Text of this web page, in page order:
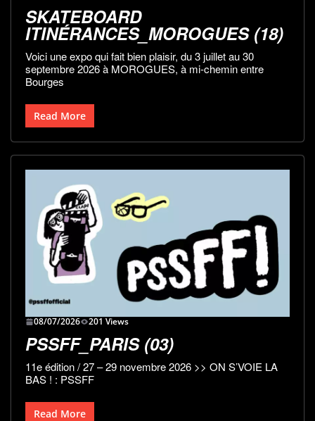
SKATEBOARD
ITINÉRANCES_MOROGUES (18)
Voici une expo qui fait bien plaisir, du 3 juillet au 30
septembre 2026 à MOROGUES, à mi-chemin entre
Bourges
Read More
08/07/2026 201 Views
PSSFF_PARIS (03)
11e édition / 27 – 29 novembre 2026 >> ON S’VOIE LA
BAS ! : PSSFF
Read More